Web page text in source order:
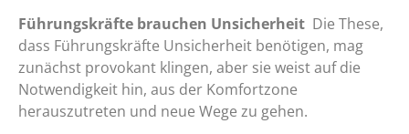
Führungskräfte brauchen Unsicherheit Die These,
dass Führungskräfte Unsicherheit benötigen, mag
zunächst provokant klingen, aber sie weist auf die
Notwendigkeit hin, aus der Komfortzone
herauszutreten und neue Wege zu gehen.